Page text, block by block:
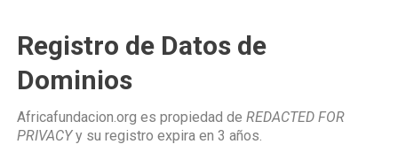
Registro de Datos de
Dominios
Africafundacion.org es propiedad de REDACTED FOR
PRIVACYy su registro expira en 3 años.